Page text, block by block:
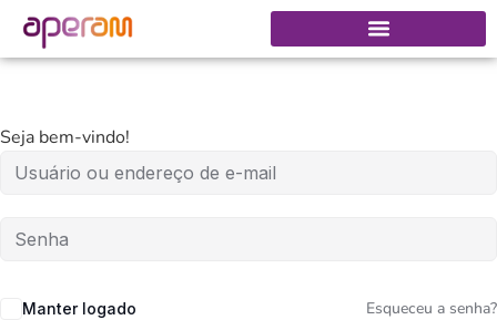
Seja bem-vindo!
Manter logado Esqueceu a senha?